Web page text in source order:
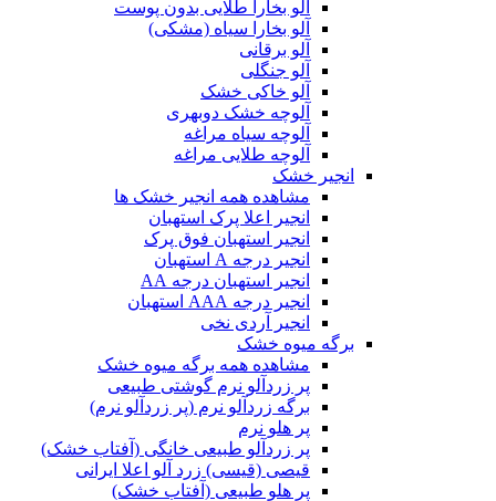
آلو بخارا طلایی بدون پوست
آلو بخارا سیاه (مشکی)
آلو برقانی
آلو جنگلی
آلو خاکی خشک
آلوچه خشک دوبهری
آلوچه سیاه مراغه
آلوچه طلایی مراغه
انجیر خشک
مشاهده همه انجیر خشک ها
انجیر اعلا پرک استهبان
انجیر استهبان فوق پرک
انجیر درجه A استهبان
انجیر استهبان درجه AA
انجیر درجه AAA استهبان
انجیر آردی نخی
برگه میوه خشک
مشاهده همه برگه میوه خشک
پر زردآلو نرم گوشتی طبیعی
برگه زردآلو نرم (پر زردآلو نرم)
پر هلو نرم
پر زردآلو طبیعی خانگی (آفتاب خشک)
قیصی (قیسی) زرد آلو اعلا ایرانی
پر هلو طبیعی (آفتاب خشک)